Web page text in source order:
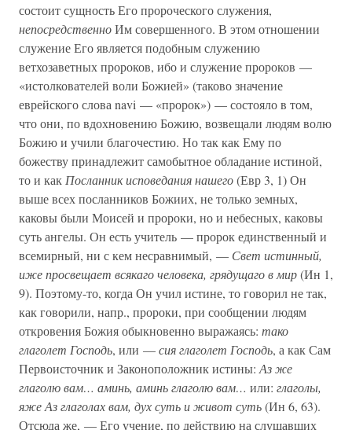
состоит сущность Его пророческого служения,
непосредственноИм совершенного. В этом отношении
служение Его является подобным служению
ветхозаветных пророков, ибо и служение пророков —
«истолкователей воли Божией» (таково значение
еврейского слова navi — «пророк») — состояло в том,
что они, по вдохновению Божию, возвещали людям волю
Божию и учили благочестию. Но так как Ему по
божеству принадлежит самобытное обладание истиной,
то и как Посланник исповедания нашего(Евр 3, 1) Он
выше всех посланников Божиих, не только земных,
каковы были Моисей и пророки, но и небесных, каковы
суть ангелы. Он есть учитель — пророк единственный и
всемирный, ни с кем несравнимый, — Свет истинный,
иже просвещает всякаго человека, грядущаго в мир(Ин 1,
9). Поэтому-то, когда Он учил истине, то говорил не так,
как говорили, напр., пророки, при сообщении людям
откровения Божия обыкновенно выражаясь: тако
глаголет Господь, или —сия глаголет Господь, а как Сам
Первоисточник и Законоположник истины: Аз же
глаголю вам… аминь, аминь глаголю вам… или: глаголы,
яже Аз глаголах вам, дух суть и живот суть(Ин 6, 63).
Отсюда же, — Его учение, по действию на слушавших